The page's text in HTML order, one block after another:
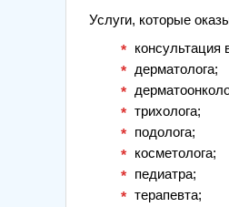
Услуги, которые
консультация
дерматолога;
трихолога;
подолога;
косметолога;
педиатра;
терапевта;